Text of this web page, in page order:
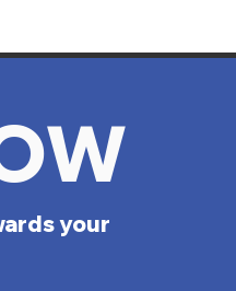
your